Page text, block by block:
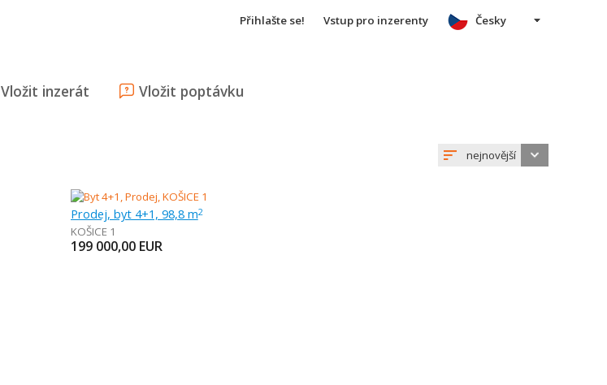
Přihlašte se! Vstup pro inzerenty
Vložit inzerát Vložit poptávku
Česky
nejnovější
Prodej, byt 4+1, 98,8 m2
KOŠICE 1
199 000,00 EUR